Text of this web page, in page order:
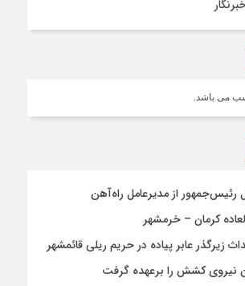
می باشد.
رئیس‌جمهور از مدیرعامل راه‌آهن
کرمان – خرمشهر
زیرگذر عابر پیاده در حریم ریلی قائمشهر
نیروی کشش را برعهده گرفت